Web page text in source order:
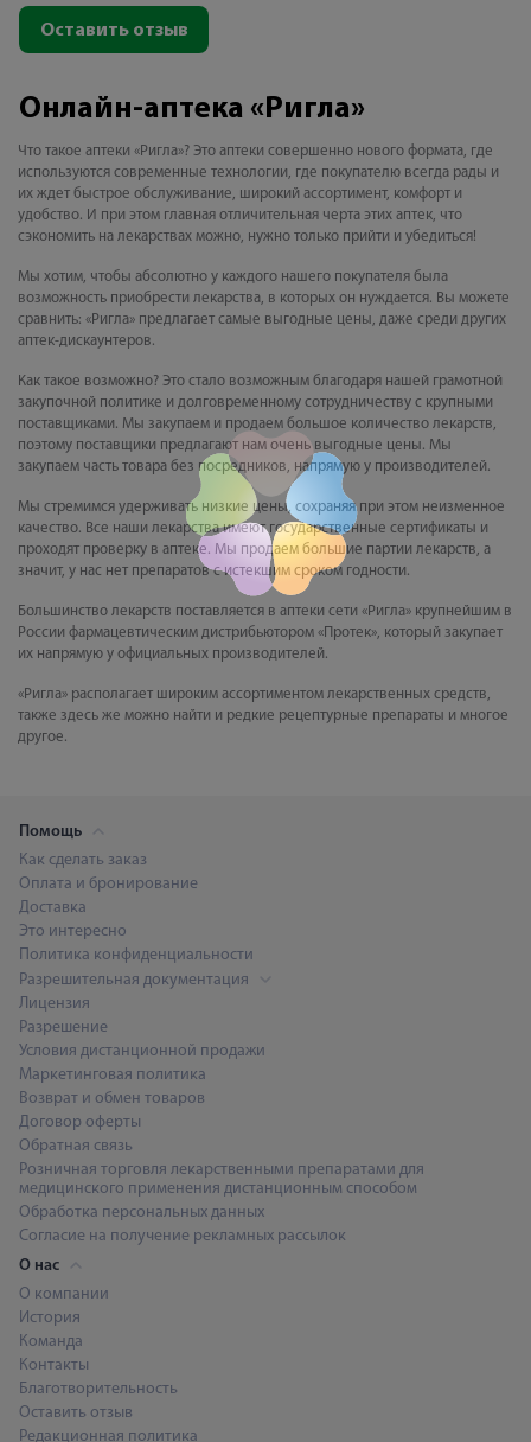
Оставить отзыв
Онлайн-аптека «Ригла»
Что такое аптеки «Ригла»? Это аптеки совершенно нового формата, где
используются современные технологии, где покупателю всегда рады и
их ждет быстрое обслуживание, широкий ассортимент, комфорт и
удобство. И при этом главная отличительная черта этих аптек, что
сэкономить на лекарствах можно, нужно только прийти и убедиться!
Мы хотим, чтобы абсолютно у каждого нашего покупателя была
возможность приобрести лекарства, в которых он нуждается. Вы можете
сравнить: «Ригла» предлагает самые выгодные цены, даже среди других
аптек-дискаунтеров.
Как такое возможно? Это стало возможным благодаря нашей грамотной
закупочной политике и долговременному сотрудничеству с крупными
поставщиками. Мы закупаем и продаем большое количество лекарств,
поэтому поставщики предлагают нам очень выгодные цены. Мы
закупаем часть товара без посредников, напрямую у производителей.
Мы стремимся удерживать низкие цены, сохраняя при этом неизменное
качество. Все наши лекарства имеют государственные сертификаты и
проходят проверку в аптеке. Мы продаем большие партии лекарств, а
значит, у нас нет препаратов с истекшим сроком годности.
Большинство лекарств поставляется в аптеки сети «Ригла» крупнейшим в
России фармацевтическим дистрибьютором «Протек», который закупает
их напрямую у официальных производителей.
«Ригла» располагает широким ассортиментом лекарственных средств,
также здесь же можно найти и редкие рецептурные препараты и многое
другое.
Помощь
Как сделать заказ
Оплата и бронирование
Доставка
Это интересно
Политика конфиденциальности
Разрешительная документация
Лицензия
Разрешение
Условия дистанционной продажи
Маркетинговая политика
Возврат и обмен товаров
Договор оферты
Обратная связь
Розничная торговля лекарственными препаратами для
медицинского применения дистанционным способом
Обработка персональных данных
Согласие на получение рекламных рассылок
О нас
О компании
История
Команда
Контакты
Благотворительность
Оставить отзыв
Редакционная политика